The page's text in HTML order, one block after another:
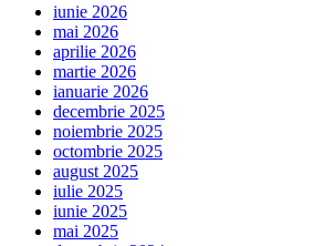
iunie 2026
mai 2026
aprilie 2026
martie 2026
ianuarie 2026
decembrie 2025
noiembrie 2025
octombrie 2025
august 2025
iulie 2025
iunie 2025
mai 2025